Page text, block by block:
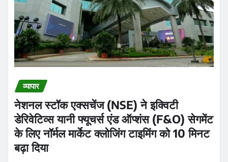
व्यापार
नेशनल स्टॉक एक्सचेंज (NSE) ने इक्विटी
डेरिवेटिव्स यानी फ्यूचर्स एंड ऑप्शंस (F&O) सेगमेंट
के लिए नॉर्मल मार्केट क्लोजिंग टाइमिंग को 10 मिनट
बढ़ा दिया